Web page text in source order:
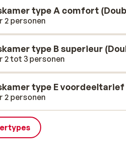
Direct naast het hotel ligt
het centrum van de
liggen op slechts 2 minuten
Österreichischer Hof.
type A comfort
2 personen
type B superieur
2 tot 3 personen
type E voordeeltarief
2 personen